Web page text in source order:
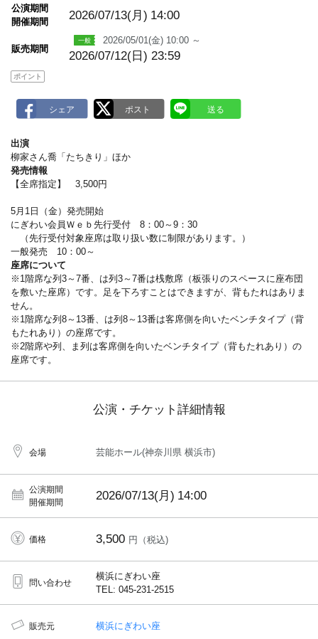
公演期間
開催期間
2026/07/13(月) 14:00
販売期間
2026/05/01(金) 10:00 ～
2026/07/12(日) 23:59
ポイント
出演
柳家さん喬「たちきり」ほか
発売情報
【全席指定】 3,500円
5月1日（金）発売開始
にぎわい会員Ｗｅｂ先行受付 8：00～9：30
（先行受付対象座席は取り扱い数に制限があります。）
一般発売 10：00～
座席について
※1階席な列3～7番、は列3～7番は桟敷席（板張りのスペースに座布団
を敷いた座席）です。足を下ろすことはできますが、背もたれはありま
せん。
※1階席な列8～13番、は列8～13番は客席側を向いたベンチタイプ（背
もたれあり）の座席です。
※2階席や列、ま列は客席側を向いたベンチタイプ（背もたれあり）の
座席です。
公演・チケット詳細情報
会場 芸能ホール(神奈川県 横浜市)
公演期間
開催期間
2026/07/13(月) 14:00
価格 3,500 円（税込)
問い合わせ
横浜にぎわい座
TEL: 045-231-2515
販売元 横浜にぎわい座